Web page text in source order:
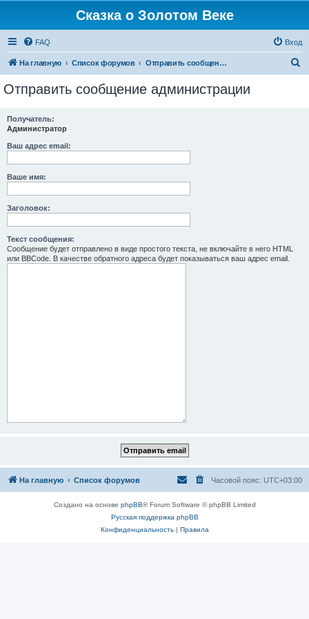
Сказка о Золотом Веке
FAQ Вход
На главную Список форумов Отправить сообщение администрации
Отправить сообщение администрации
Получатель:
Администратор
Ваш адрес email:
Ваше имя:
Заголовок:
Текст сообщения:
Сообщение будет отправлено в виде простого текста, не включайте в него HTML
или BBCode. В качестве обратного адреса будет показываться ваш адрес email.
На главную Список форумов Часовой пояс: UTC+03:00
Создано на основе phpBB® Forum Software © phpBB Limited
Русская поддержка phpBB
Конфиденциальность| Правила